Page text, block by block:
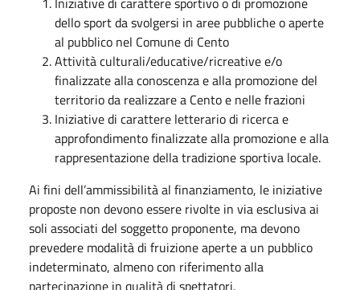
dello sport da svolgersi in aree pubbliche o aperte
al pubblico nel Comune di Cento
Attività culturali/educative/ricreative e/o
finalizzate alla conoscenza e alla promozione del
territorio da realizzare a Cento e nelle frazioni
Iniziative di carattere letterario di ricerca e
approfondimento finalizzate alla promozione e alla
rappresentazione della tradizione sportiva locale.
Ai fini dell’ammissibilità al finanziamento, le iniziative
proposte non devono essere rivolte in via esclusiva ai
soli associati del soggetto proponente, ma devono
prevedere modalità di fruizione aperte a un pubblico
indeterminato, almeno con riferimento alla